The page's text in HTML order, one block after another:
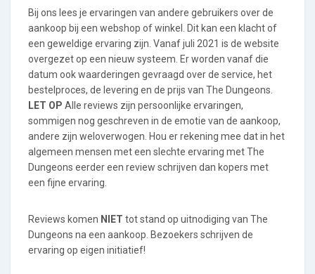
Bij ons lees je ervaringen van andere gebruikers over de
aankoop bij een webshop of winkel. Dit kan een klacht of
een geweldige ervaring zijn. Vanaf juli 2021 is de website
overgezet op een nieuw systeem. Er worden vanaf die
datum ook waarderingen gevraagd over de service, het
bestelproces, de levering en de prijs van The Dungeons.
LET OP Alle reviews zijn persoonlijke ervaringen,
sommigen nog geschreven in de emotie van de aankoop,
andere zijn weloverwogen. Hou er rekening mee dat in het
algemeen mensen met een slechte ervaring met The
Dungeons eerder een review schrijven dan kopers met
een fijne ervaring.
Reviews komen NIET tot stand op uitnodiging van The
Dungeons na een aankoop. Bezoekers schrijven de
ervaring op eigen initiatief!